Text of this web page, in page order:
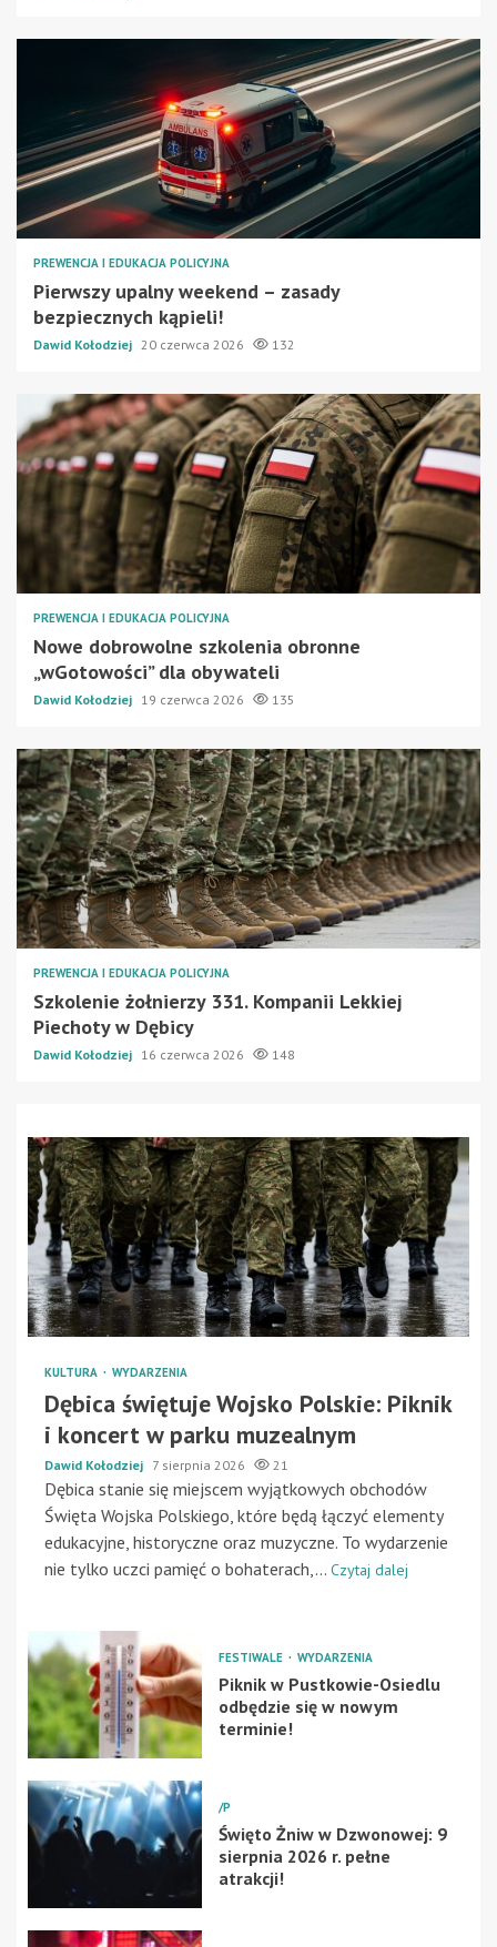
PREWENCJA I EDUKACJA POLICYJNA
Pierwszy upalny weekend – zasady
bezpiecznych kąpieli!
Dawid Kołodziej 20 czerwca 2026 132
PREWENCJA I EDUKACJA POLICYJNA
Nowe dobrowolne szkolenia obronne
„wGotowości” dla obywateli
Dawid Kołodziej 19 czerwca 2026 135
PREWENCJA I EDUKACJA POLICYJNA
Szkolenie żołnierzy 331. Kompanii Lekkiej
Piechoty w Dębicy
Dawid Kołodziej 16 czerwca 2026 148
KULTURA WYDARZENIA
Dębica świętuje Wojsko Polskie: Piknik
i koncert w parku muzealnym
Dawid Kołodziej 7 sierpnia 2026 21
Dębica stanie się miejscem wyjątkowych obchodów
Święta Wojska Polskiego, które będą łączyć elementy
edukacyjne, historyczne oraz muzyczne. To wydarzenie
nie tylko uczci pamięć o bohaterach,... Czytaj dalej
FESTIWALE WYDARZENIA
Piknik w Pustkowie-Osiedlu
odbędzie się w nowym
terminie!
/P
Święto Żniw w Dzwonowej: 9
sierpnia 2026 r. pełne
atrakcji!